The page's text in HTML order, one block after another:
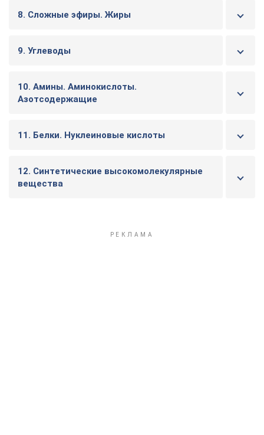
8. Сложные эфиры. Жиры
9. Углеводы
10. Амины. Аминокислоты.
Азотсодержащие
11. Белки. Нуклеиновые кислоты
12. Синтетические высокомолекулярные
вещества